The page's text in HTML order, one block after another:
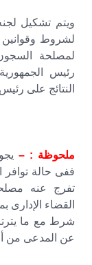
ويتم تشكيل
لشروط وقوانين
لمصلحة
رئيس
النتائج على
ملحوظة : –
ففى حالة توافر
تفرج عنه
القضاء
شرط مع ما
عن المدعى من